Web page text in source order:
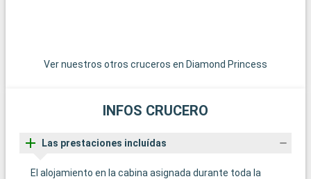
Ver nuestros otros cruceros en Diamond Princess
INFOS CRUCERO
Las prestaciones incluídas
El alojamiento en la cabina asignada durante toda la